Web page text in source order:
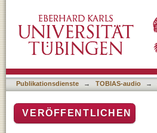
Publikationsdienste → TOBIAS-audio →
VERÖFFENTLICHEN